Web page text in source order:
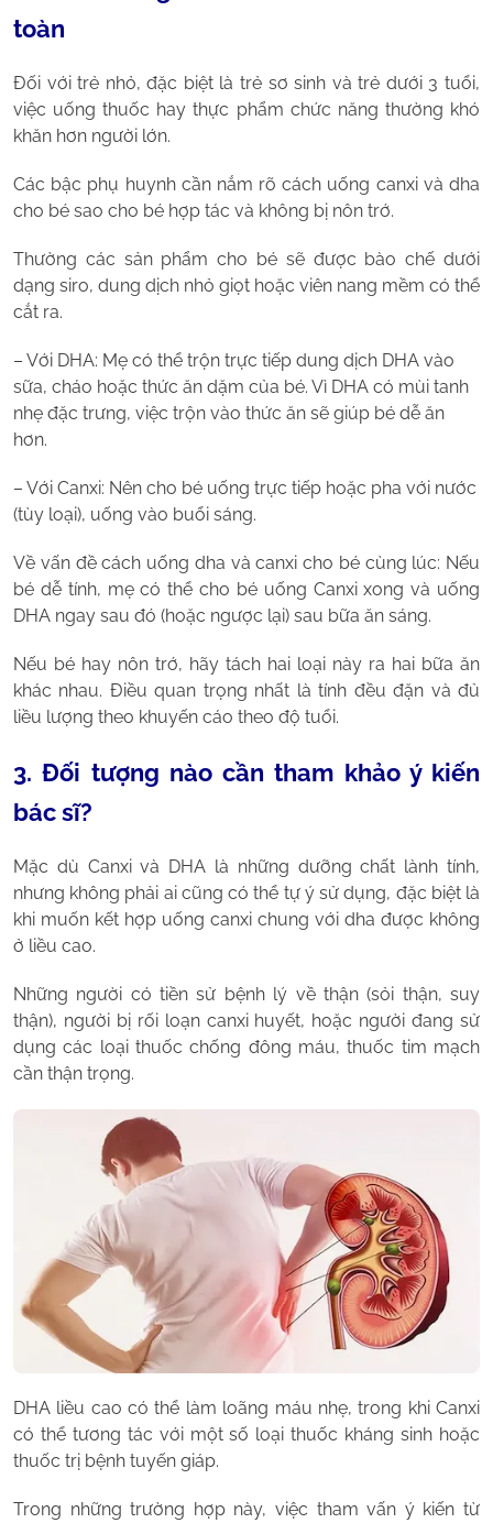
toàn
Đối với trẻ nhỏ, đặc biệt là trẻ sơ sinh và trẻ dưới 3 tuổi,
việc uống thuốc hay thực phẩm chức năng thường khó
khăn hơn người lớn.
Các bậc phụ huynh cần nắm rõ cách uống canxi và dha
cho bé sao cho bé hợp tác và không bị nôn trớ.
Thường các sản phẩm cho bé sẽ được bào chế dưới
dạng siro, dung dịch nhỏ giọt hoặc viên nang mềm có thể
cắt ra.
– Với DHA: Mẹ có thể trộn trực tiếp dung dịch DHA vào
sữa, cháo hoặc thức ăn dặm của bé. Vì DHA có mùi tanh
nhẹ đặc trưng, việc trộn vào thức ăn sẽ giúp bé dễ ăn
hơn.
– Với Canxi: Nên cho bé uống trực tiếp hoặc pha với nước
(tùy loại), uống vào buổi sáng.
Về vấn đề cách uống dha và canxi cho bé cùng lúc: Nếu
bé dễ tính, mẹ có thể cho bé uống Canxi xong và uống
DHA ngay sau đó (hoặc ngược lại) sau bữa ăn sáng.
Nếu bé hay nôn trớ, hãy tách hai loại này ra hai bữa ăn
khác nhau. Điều quan trọng nhất là tính đều đặn và đủ
liều lượng theo khuyến cáo theo độ tuổi.
3. Đối tượng nào cần tham khảo ý kiến
bác sĩ?
Mặc dù Canxi và DHA là những dưỡng chất lành tính,
nhưng không phải ai cũng có thể tự ý sử dụng, đặc biệt là
khi muốn kết hợp uống canxi chung với dha được không
ở liều cao.
Những người có tiền sử bệnh lý về thận (sỏi thận, suy
thận), người bị rối loạn canxi huyết, hoặc người đang sử
dụng các loại thuốc chống đông máu, thuốc tim mạch
cần thận trọng.
DHA liều cao có thể làm loãng máu nhẹ, trong khi Canxi
có thể tương tác với một số loại thuốc kháng sinh hoặc
thuốc trị bệnh tuyến giáp.
Trong những trường hợp này, việc tham vấn ý kiến từ